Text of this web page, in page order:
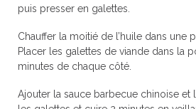
puis presser en galettes.
Chauffer la moitié de l’huile dans une
Placer les galettes de viande dans la
minutes de chaque côté.
Ajouter la sauce barbecue chinoise et